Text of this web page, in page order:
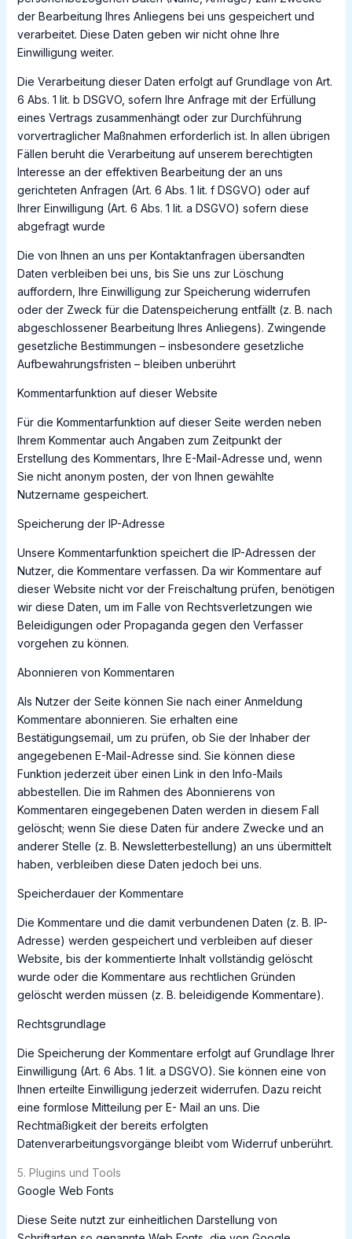
der Bearbeitung Ihres Anliegens bei uns gespeichert und
verarbeitet. Diese Daten geben wir nicht ohne Ihre
Einwilligung weiter.
Die Verarbeitung dieser Daten erfolgt auf Grundlage von Art.
6 Abs. 1 lit. b DSGVO, sofern Ihre Anfrage mit der Erfüllung
eines Vertrags zusammenhängt oder zur Durchführung
vorvertraglicher Maßnahmen erforderlich ist. In allen übrigen
Fällen beruht die Verarbeitung auf unserem berechtigten
Interesse an der effektiven Bearbeitung der an uns
gerichteten Anfragen (Art. 6 Abs. 1 lit. f DSGVO) oder auf
Ihrer Einwilligung (Art. 6 Abs. 1 lit. a DSGVO) sofern diese
abgefragt wurde
Die von Ihnen an uns per Kontaktanfragen übersandten
Daten verbleiben bei uns, bis Sie uns zur Löschung
auffordern, Ihre Einwilligung zur Speicherung widerrufen
oder der Zweck für die Datenspeicherung entfällt (z. B. nach
abgeschlossener Bearbeitung Ihres Anliegens). Zwingende
gesetzliche Bestimmungen – insbesondere gesetzliche
Aufbewahrungsfristen – bleiben unberührt
Kommentarfunktion auf dieser Website
Für die Kommentarfunktion auf dieser Seite werden neben
Ihrem Kommentar auch Angaben zum Zeitpunkt der
Erstellung des Kommentars, Ihre E-Mail-Adresse und, wenn
Sie nicht anonym posten, der von Ihnen gewählte
Nutzername gespeichert.
Speicherung der IP-Adresse
Unsere Kommentarfunktion speichert die IP-Adressen der
Nutzer, die Kommentare verfassen. Da wir Kommentare auf
dieser Website nicht vor der Freischaltung prüfen, benötigen
wir diese Daten, um im Falle von Rechtsverletzungen wie
Beleidigungen oder Propaganda gegen den Verfasser
vorgehen zu können.
Abonnieren von Kommentaren
Als Nutzer der Seite können Sie nach einer Anmeldung
Kommentare abonnieren. Sie erhalten eine
Bestätigungsemail, um zu prüfen, ob Sie der Inhaber der
angegebenen E-Mail-Adresse sind. Sie können diese
Funktion jederzeit über einen Link in den Info-Mails
abbestellen. Die im Rahmen des Abonnierens von
Kommentaren eingegebenen Daten werden in diesem Fall
gelöscht; wenn Sie diese Daten für andere Zwecke und an
anderer Stelle (z. B. Newsletterbestellung) an uns übermittelt
haben, verbleiben diese Daten jedoch bei uns.
Speicherdauer der Kommentare
Die Kommentare und die damit verbundenen Daten (z. B. IP-
Adresse) werden gespeichert und verbleiben auf dieser
Website, bis der kommentierte Inhalt vollständig gelöscht
wurde oder die Kommentare aus rechtlichen Gründen
gelöscht werden müssen (z. B. beleidigende Kommentare).
Rechtsgrundlage
Die Speicherung der Kommentare erfolgt auf Grundlage Ihrer
Einwilligung (Art. 6 Abs. 1 lit. a DSGVO). Sie können eine von
Ihnen erteilte Einwilligung jederzeit widerrufen. Dazu reicht
eine formlose Mitteilung per E- Mail an uns. Die
Rechtmäßigkeit der bereits erfolgten
Datenverarbeitungsvorgänge bleibt vom Widerruf unberührt.
5. Plugins und Tools
Google Web Fonts
Diese Seite nutzt zur einheitlichen Darstellung von